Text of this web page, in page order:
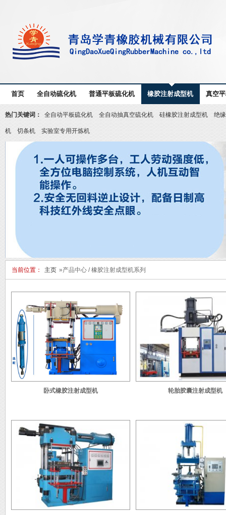
首页 全自动硫化机 普通平板硫化机 橡胶注射成型机 真空
热门关键词： 全自动平板硫化机 全自动抽真空硫化机 硅橡胶注射成型机 绝
机 切条机 实验室专用开炼机
当前位置： 主页 »产品中心 / 橡胶注射成型机系列
卧式橡胶注射成型机 轮胎胶囊注射成型机